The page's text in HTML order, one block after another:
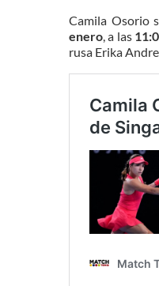
Camila Osorio
enero, a las
rusa Erika